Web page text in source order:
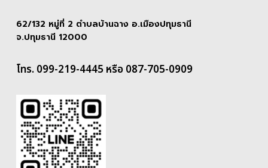
62/132 หมู่ที่ 2 ตำบลบ้านฉาง อ.เมืองปทุมธานี
จ.ปทุมธานี 12000
โทร. 099-219-4445 หรือ 087-705-0909